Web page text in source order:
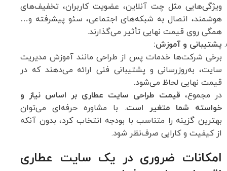
ویژگی‌هایی مثل چت آنلاین، عضویت کاربران، تخفیف‌های
هوشمند، اتصال به شبکه‌های اجتماعی، سئو پیشرفته و…
همگی روی قیمت نهایی تأثیر می‌گذارند.
پشتیبانی و آموزش:
برخی شرکت‌ها خدمات پس از طراحی مانند آموزش مدیریت
سایت، به‌روزرسانی و پشتیبانی فنی ارائه می‌دهند که در
قیمت نهایی لحاظ می‌شود.
در مجموع، قیمت طراحی سایت عطاری بر اساس نیاز و
خواسته شما متغیر است. با مشاوره حرفه‌ای می‌توان
بهترین گزینه را متناسب با بودجه انتخاب کرد، بدون آنکه
از کیفیت و کارایی صرف‌نظر شود.
امکانات ضروری در یک سایت عطاری